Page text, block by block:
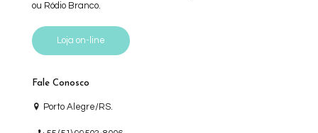
ou Ródio Branco.
Loja on-line
Fale Conosco
Porto Alegre/RS.